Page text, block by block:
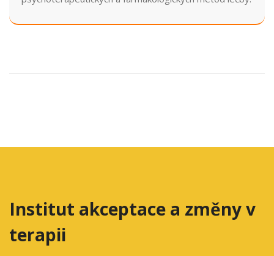
Institut akceptace a změny v
terapii